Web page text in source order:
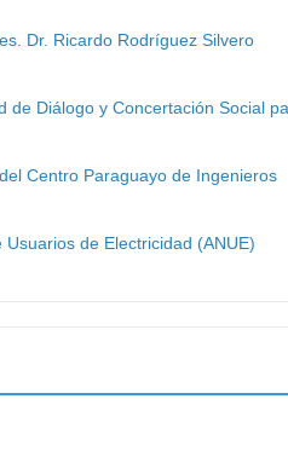
Dr. Ricardo Rodríguez Silvero
de Diálogo y Concertación Social
Centro Paraguayo de Ingenieros
de Electricidad (ANUE)